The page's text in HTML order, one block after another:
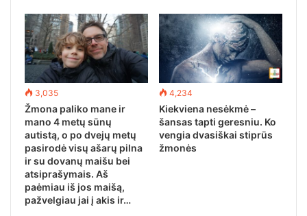
3,035
Žmona paliko mane ir
mano 4 metų sūnų
autistą, o po dvejų metų
pasirodė visų ašarų pilna
ir su dovanų maišu bei
atsiprašymais. Aš
paėmiau iš jos maišą,
pažvelgiau jai į akis ir…
4,234
Kiekviena nesėkmė –
šansas tapti geresniu. Ko
vengia dvasiškai stiprūs
žmonės